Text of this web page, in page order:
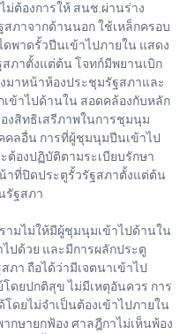
ม่ต้องการให้ สนช.ผ่านร่าง
ภาจากด้านนอก ใช้เหล็กครอบ
พาดรั้วปีนเข้าไปภายใน แสดง
สภาตั้งแต่ต้น โจทก์มีพยานเบิก
มาหน้าห้องประชุมรัฐสภาและ
ข้าไปด้านใน สอดคล้องกับหลัก
สิทธิเสรีภาพในการชุมนุม
คลอื่น การที่ผู้ชุมนุมปีนเข้าไป
ต้องปฏิบัติตามระเบียบรักษา
าที่ปิดประตูรั้วรัฐสภาตั้งแต่ต้น
รัฐสภา
ามไม่ให้มีผู้ชุมนุมเข้าไปด้านใน
ไปด้วย และมีการผลักประตู
ภา ถือได้ว่ามีเจตนาเข้าไป
ดยปกติสุข ไม่มีเหตุอันควร การ
ดยไม่จำเป็นต้องเข้าไปภายใน
ษายกฟ้อง ศาลฎีกาไม่เห็นพ้อง